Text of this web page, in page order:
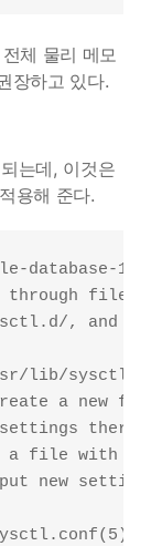
체 물리 메모
장하고 있다.
는데, 이것은
용해 준다.
database-
through files
, and /
lib/
a new
there.
a file with
new